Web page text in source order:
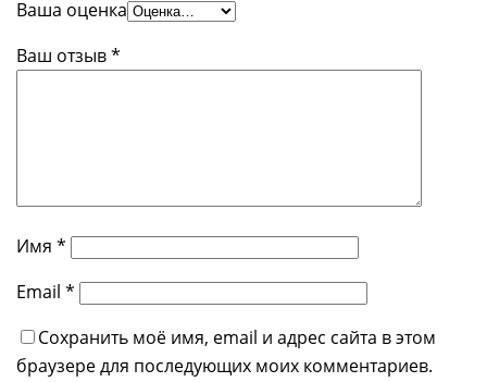
Ваша оценка
Ваш отзыв*
Имя *
Email *
Сохранить моё имя, email и адрес сайта в этом
браузере для последующих моих комментариев.